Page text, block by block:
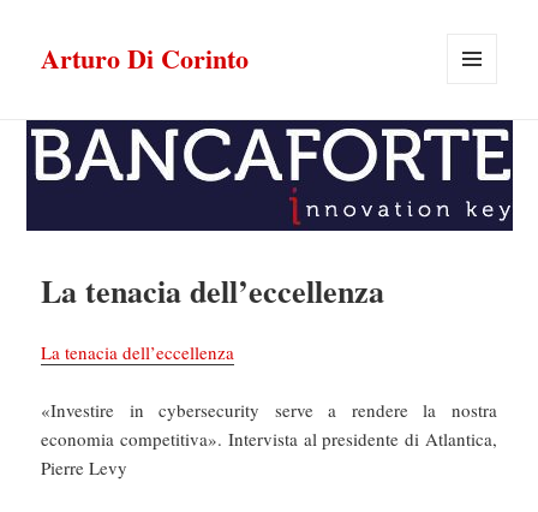
Arturo Di Corinto
WIDGET
La tenacia dell’eccellenza
La tenacia dell’eccellenza
«Investire in cybersecurity serve a rendere la nostra
economia competitiva». Intervista al presidente di Atlantica,
Pierre Levy